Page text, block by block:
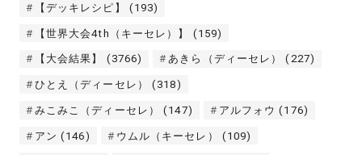
【デッキレシピ】 (193)
【世界大会4th（キーセレ）】 (159)
【大会結果】 (3766) あきら（ディーセレ） (227)
ひとえ（ディーセレ） (318)
みこみこ（ディーセレ） (147) アルフォウ (176)
アン (146) ウムル（キーセレ） (109)